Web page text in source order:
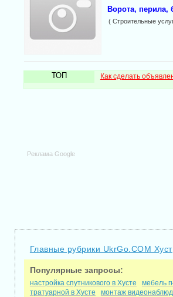
Ворота, перила,
( Строительные
ТОП Как сделать
Реклама Google
Главные рубрики UkrGo.COM Хуст
Популярные запросы:
настройка спутникового в Хусте мебель
тратуарной в Хусте
монтаж